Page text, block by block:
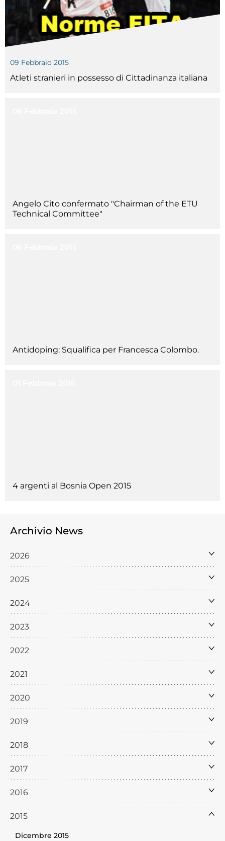
09 Febbraio 2015
Atleti stranieri in possesso di Cittadinanza italiana
Angelo Cito confermato "Chairman of the ETU
Technical Committee"
Antidoping: Squalifica per Francesca Colombo.
4 argenti al Bosnia Open 2015
Archivio News
2026
2025
2024
2023
2022
2021
2020
2019
2018
2017
2016
2015
Dicembre 2015